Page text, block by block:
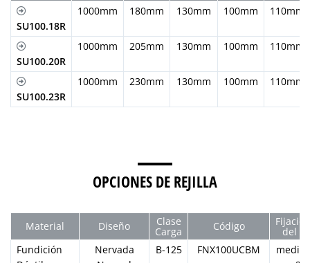
SU100.18R
1000mm 180mm 130mm 100mm 110mm
SU100.20R
1000mm 205mm 130mm 100mm 110mm
SU100.23R
1000mm 230mm 130mm 100mm 110mm
OPCIONES DE REJILLA
Material Diseño Clase
Carga Código
del
Fundición
Nervada
B-125 FNX100UCBM